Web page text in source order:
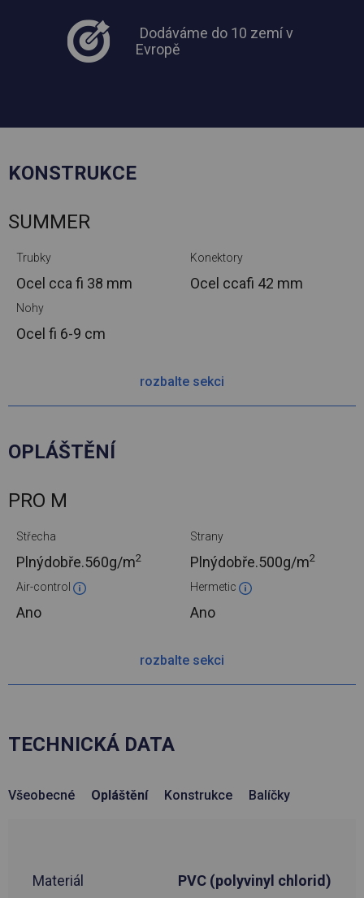
Dodáváme do 10 zemí v
Evropě
KONSTRUKCE
SUMMER
Trubky
Ocel ccafi 38 mm
Konektory
Ocel ccafi 42 mm
Nohy
Ocel fi 6-9 cm
rozbalte sekci
OPLÁŠTĚNÍ
PRO M
Střecha
Plnýdobře.560g/m2
Strany
Plnýdobře.500g/m2
Air-control
Ano
Hermetic
Ano
rozbalte sekci
TECHNICKÁ DATA
Všeobecné Opláštění Konstrukce Balíčky
Materiál PVC (polyvinyl chlorid)